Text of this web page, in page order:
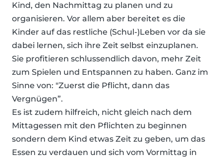
Kind, den Nachmittag zu planen und zu
organisieren. Vor allem aber bereitet es die
Kinder auf das restliche (Schul-)Leben vor da sie
dabei lernen, sich ihre Zeit selbst einzuplanen.
Sie profitieren schlussendlich davon, mehr Zeit
zum Spielen und Entspannen zu haben. Ganz im
Sinne von: "Zuerst die Pflicht, dann das
Vergnügen”.
Es ist zudem hilfreich, nicht gleich nach dem
Mittagessen mit den Pflichten zu beginnen
sondern dem Kind etwas Zeit zu geben, um das
Essen zu verdauen und sich vom Vormittag in